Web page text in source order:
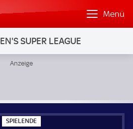
Menü
SUPER LEAGUE
SPIELENDE